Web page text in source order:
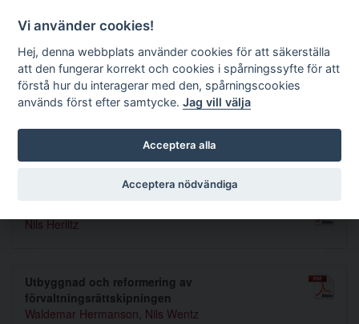
Förvaltningsrättslig tidskrift
Sök
Nummer 1970 5
Nils Herlitz
Utbyggnad och reformering av
förvaltningsrättskipningen
Waldemar Hermanson, Nils Wentz
Vi använder cookies!
Hej, denna webbplats använder cookies för att säkerställa
att den fungerar korrekt och cookies i spårningssyfte för att
förstå hur du interagerar med den, spårningscookies
används först efter samtycke.Jag vill välja
Acceptera alla
Acceptera nödvändiga